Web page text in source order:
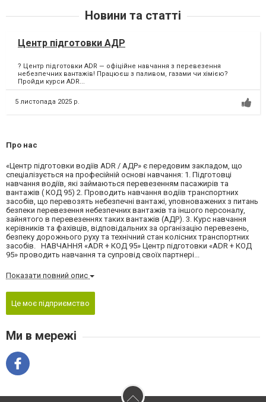
Новини та статті
Центр підготовки АДР
? Центр підготовки ADR — офіційне навчання з перевезення
небезпечних вантажів! Працюєш з паливом, газами чи хімією?
Пройди курси ADR...
5 листопада 2025 р.
Про нас
«Центр підготовки водіїв ADR / АДР» є передовим закладом, що
спеціалізується на професійній основі навчання: 1. Підготовці
навчання водіїв, які займаються перевезенням пасажирів та
вантажів ( КОД 95) 2. Проводить навчання водіїв транспортних
засобів, що перевозять небезпечні вантажі, уповноважених з питань
безпеки перевезення небезпечних вантажів та іншого персоналу,
зайнятого в перевезеннях таких вантажів (АДР). 3. Курс навчання
керівників та фахівців, відповідальних за організацію перевезень,
безпеку дорожнього руху та технічний стан колісних транспортних
засобів. НАВЧАННЯ «ADR + КОД 95» Центр підготовки «ADR + КОД
95» проводить навчання та супровід своїх партнері...
Показати повний опис
Це моє підприємство
Ми в мережі